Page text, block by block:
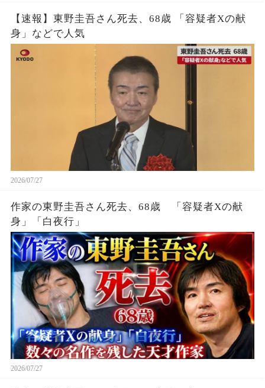
【速報】東野圭吾さん死去、68歳 「容疑者Xの献
身」などで人気
2026/07/27
作家の東野圭吾さん死去、68歳 「容疑者Xの献
身」「白夜行」
2026/07/27